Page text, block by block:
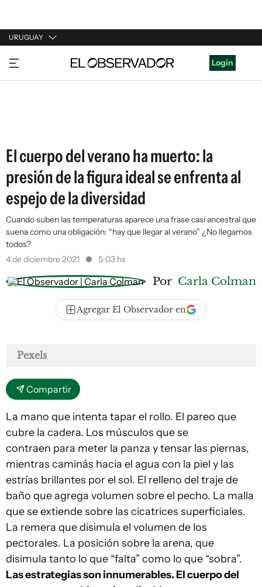
URUGUAY
URUGUAY
ARGENTINA
Login
El cuerpo del verano ha muerto: la
presión de la figura ideal se enfrenta al
espejo de la diversidad
Cuando suben las temperaturas aparece una frase casi ancestral que
suena como una obligación: “hay que llegar al verano” ¿No llegamos
todos?
4 de diciembre 2021
5:03 hs
Por Carla Colman
Agregar El Observador en
Pexels
Compartir
La mano que intenta tapar el rollo. El pareo que
cubre la cadera. Los músculos que se
contraen para meter la panza y tensar las piernas,
mientras caminás hacia el agua con la piel y las
estrías brillantes por el sol. El relleno del traje de
baño que agrega volumen sobre el pecho. La malla
que se extiende sobre las cicatrices superficiales.
La remera que disimula el volumen de los
pectorales. La posición sobre la arena, que
disimula tanto lo que “falta” como lo que “sobra”.
Las estrategias son innumerables. El cuerpo del